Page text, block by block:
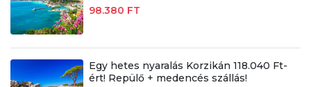
98.380 FT
Egy hetes nyaralás Korzikán 118.040 Ft-
ért! Repülő + medencés szállás!